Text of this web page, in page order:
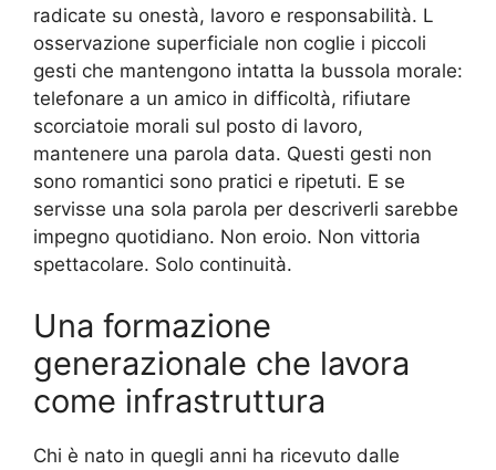
radicate su onestà, lavoro e responsabilità. L
osservazione superficiale non coglie i piccoli
gesti che mantengono intatta la bussola morale:
telefonare a un amico in difficoltà, rifiutare
scorciatoie morali sul posto di lavoro,
mantenere una parola data. Questi gesti non
sono romantici sono pratici e ripetuti. E se
servisse una sola parola per descriverli sarebbe
impegno quotidiano. Non eroio. Non vittoria
spettacolare. Solo continuità.
Una formazione
generazionale che lavora
come infrastruttura
Chi è nato in quegli anni ha ricevuto dalle